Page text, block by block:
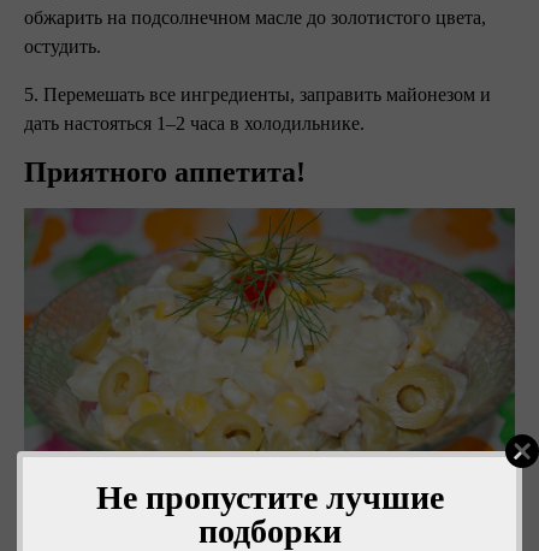
Не пропустите лучшие
подборки
обжарить на подсолнечном масле до золотистого цвета,
остудить.
5. Перемешать все ингредиенты, заправить майонезом и
дать настояться 1–2 часа в холодильнике.
Приятного аппетита!